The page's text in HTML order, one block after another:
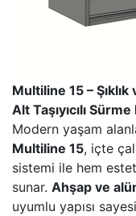
Multiline 15 –
Alt Taşıyıcılı
Modern yaşam
Multiline 15, içte
sistemi ile hem
sunar. Ahşap ve
uyumlu yapısı